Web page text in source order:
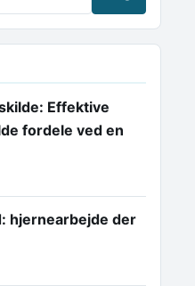
Effektive
fordele ved en
hjernearbejde der